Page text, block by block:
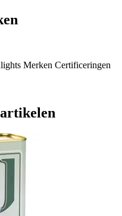
Merken Certificeringen